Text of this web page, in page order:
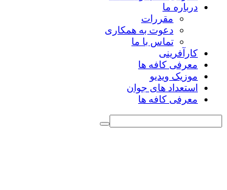
درباره ما
مقررات
دعوت به همکاری
تماس با ما
کارآفرینی
معرفی کافه ها
موزیک ویدیو
استعداد های جوان
معرفی کافه ها